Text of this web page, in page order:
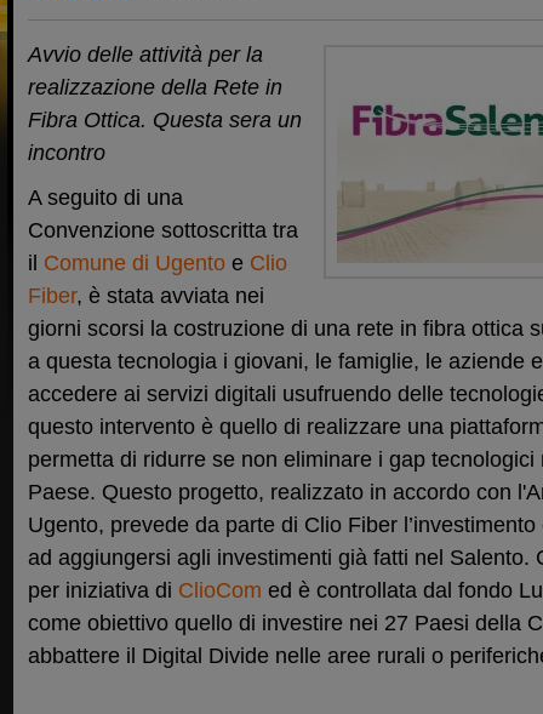
Avvio delle attività per la
realizzazione della Rete in
Fibra Ottica. Questa sera un
incontro
A seguito di una
Convenzione sottoscritta tra
il Comune di Ugento e Clio
Fiber, è stata avviata nei
giorni scorsi la costruzione di una rete in fibra ottica
a questa tecnologia i giovani, le famiglie, le aziende
accedere ai servizi digitali usufruendo delle
questo intervento è quello di realizzare una
permetta di ridurre se non eliminare i gap
Paese. Questo progetto, realizzato in accordo con
Ugento, prevede da parte di Clio Fiber
ad aggiungersi agli investimenti già fatti nel Salento.
per iniziativa di ClioCom ed è controllata dal fondo
come obiettivo quello di investire nei 27 Paesi della
abbattere il Digital Divide nelle aree rurali o